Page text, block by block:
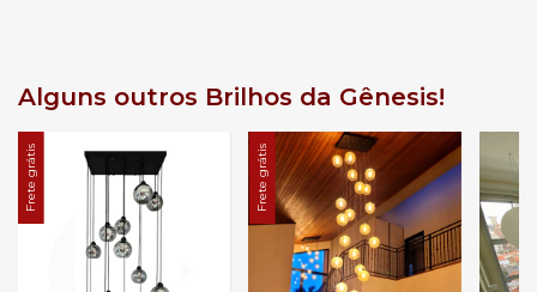
Alguns outros Brilhos da Gênesis!
Frete grátis Frete grátis